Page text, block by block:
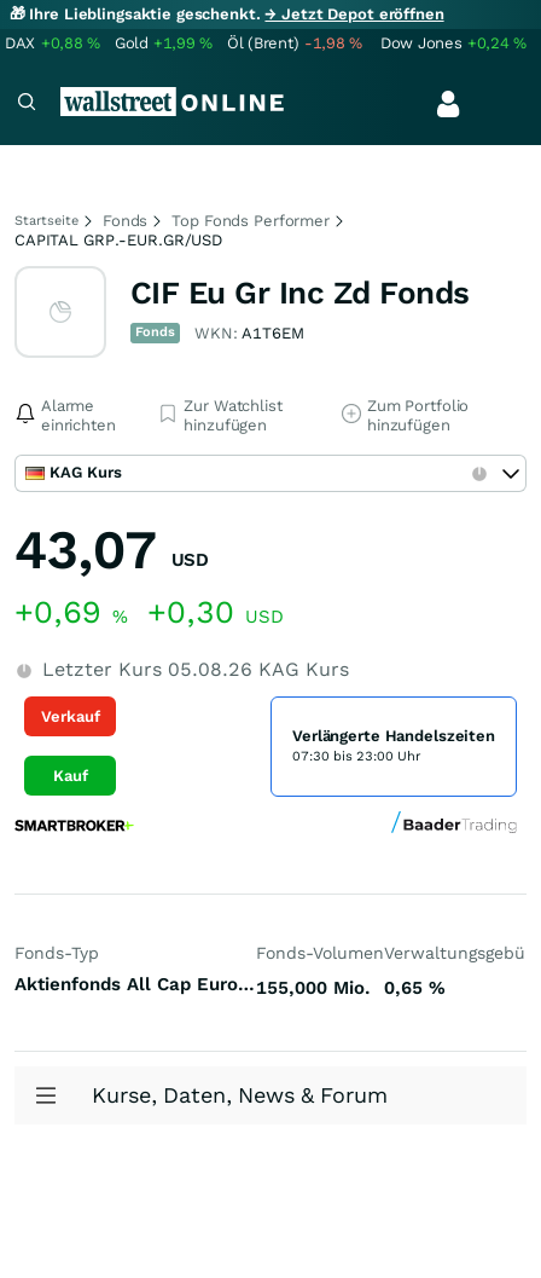
🎁 Ihre Lieblingsaktie geschenkt.→ Jetzt Depot eröffnen
DAX +0,88% Gold +1,99% Öl (Brent) -1,98% Dow Jones +0,24%
Startseite Fonds
Top Fonds Performer
CAPITAL GRP.-EUR.GR/USD
CIF Eu Gr Inc Zd Fonds
Fonds WKN:A1T6EM
Alarme
einrichten
Zur Watchlist
hinzufügen
Zum Portfolio
hinzufügen
KAG Kurs
43,07 USD
+0,69 % +0,30 USD
Letzter Kurs 05.08.26 KAG Kurs
Verkauf
Kauf
Verlängerte Handelszeiten
07:30 bis 23:00 Uhr
Fonds-Typ
Aktienfonds All Cap Europa
Fonds-Volumen
155,000 Mio. 0,65 %
Kurse, Daten, News & Forum